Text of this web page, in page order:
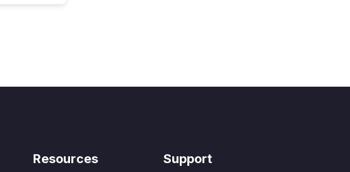
Resources Support